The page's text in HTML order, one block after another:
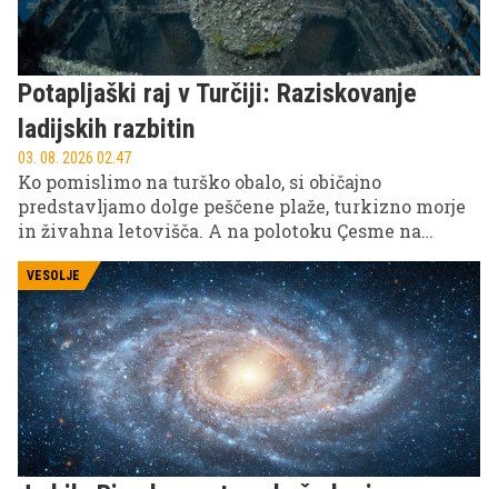
Potapljaški raj v Turčiji: Raziskovanje
ladijskih razbitin
03. 08. 2026 02.47
Ko pomislimo na turško obalo, si običajno
predstavljamo dolge peščene plaže, turkizno morje
in živahna letovišča. A na polotoku Çesme na
takrat, ko se potopite pod gladino.
VESOLJE